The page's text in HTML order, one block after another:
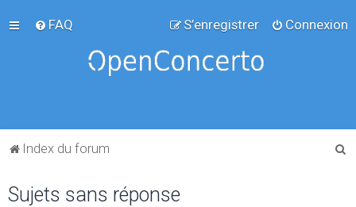
FAQ Connexion
S’enregistrer
Index du forum
Sujets sans réponse